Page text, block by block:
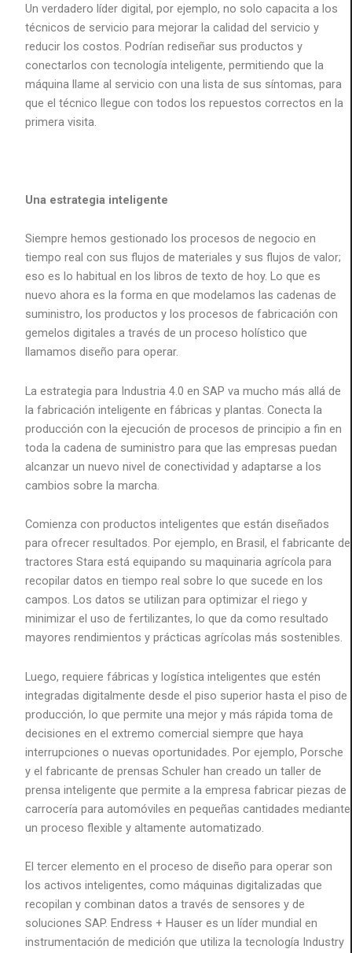
Un verdadero líder digital, por ejemplo, no solo capacita a los
técnicos de servicio para mejorar la calidad del servicio y
reducir los costos. Podrían rediseñar sus productos y
conectarlos con tecnología inteligente, permitiendo que la
máquina llame al servicio con una lista de sus síntomas, para
que el técnico llegue con todos los repuestos correctos en la
primera visita.
Una estrategia inteligente
Siempre hemos gestionado los procesos de negocio en
tiempo real con sus flujos de materiales y sus flujos de valor;
eso es lo habitual en los libros de texto de hoy. Lo que es
nuevo ahora es la forma en que modelamos las cadenas de
suministro, los productos y los procesos de fabricación con
gemelos digitales a través de un proceso holístico que
llamamos diseño para operar.
La estrategia para Industria 4.0 en SAP va mucho más allá de
la fabricación inteligente en fábricas y plantas. Conecta la
producción con la ejecución de procesos de principio a fin en
toda la cadena de suministro para que las empresas puedan
alcanzar un nuevo nivel de conectividad y adaptarse a los
cambios sobre la marcha.
Comienza con productos inteligentes que están diseñados
para ofrecer resultados. Por ejemplo, en Brasil, el fabricante de
tractores Stara está equipando su maquinaria agrícola para
recopilar datos en tiempo real sobre lo que sucede en los
campos. Los datos se utilizan para optimizar el riego y
minimizar el uso de fertilizantes, lo que da como resultado
mayores rendimientos y prácticas agrícolas más sostenibles.
Luego, requiere fábricas y logística inteligentes que estén
integradas digitalmente desde el piso superior hasta el piso de
producción, lo que permite una mejor y más rápida toma de
decisiones en el extremo comercial siempre que haya
interrupciones o nuevas oportunidades. Por ejemplo, Porsche
y el fabricante de prensas Schuler han creado un taller de
prensa inteligente que permite a la empresa fabricar piezas de
carrocería para automóviles en pequeñas cantidades mediante
un proceso flexible y altamente automatizado.
El tercer elemento en el proceso de diseño para operar son
los activos inteligentes, como máquinas digitalizadas que
recopilan y combinan datos a través de sensores y de
soluciones SAP. Endress + Hauser es un líder mundial en
instrumentación de medición que utiliza la tecnología Industry